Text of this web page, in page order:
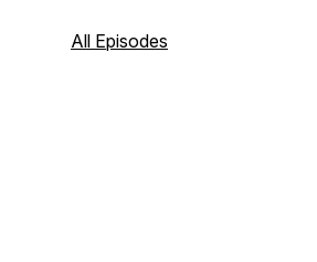
formas de creación, este
All Episodes